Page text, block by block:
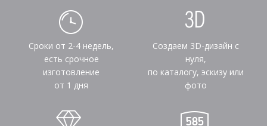
Сроки от 2-4 недель,
есть срочное
изготовление
от 1 дня
Создаем 3D-дизайн с
нуля,
по каталогу, эскизу или
фото